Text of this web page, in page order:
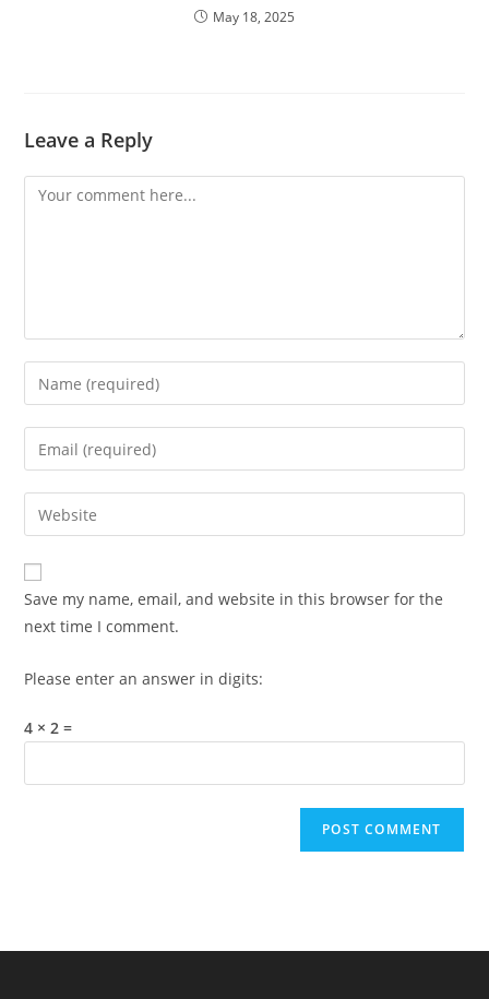
May 18, 2025
Leave a Reply
Comment
Enter
your
name
comment
Enter
your
email
address
comment
Enter
your
website
URL
(optional)
Save my name, email, and website in this browser for the
next time I comment.
Please enter an answer in digits:
4 × 2 =